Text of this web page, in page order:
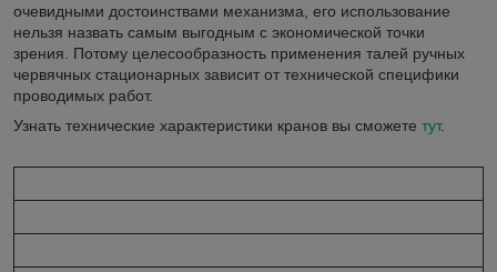
очевидными достоинствами механизма, его использование
нельзя назвать самым выгодным с экономической точки
зрения. Потому целесообразность применения талей ручных
червячных стационарных зависит от технической специфики
проводимых работ.
Узнать технические характеристики кранов вы сможете тут.